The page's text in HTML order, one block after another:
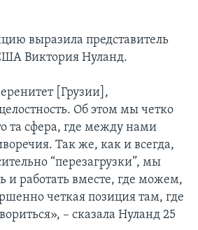
выразила представитель
Виктория Нулaнд.
[Грузии],
Об этом мы четко
та сфера, где между нами
Так же, как и всегда,
“перезагрузки”, мы
и работать вместе, где можем,
четкая позиция там, где
– сказала Нуланд 25